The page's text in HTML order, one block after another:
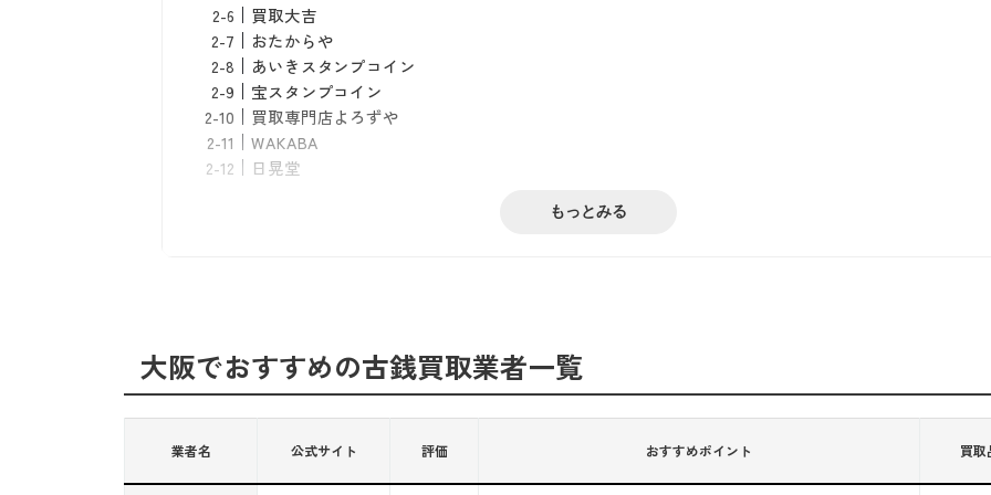
買取大吉
おたからや
​​あいきスタンプコイン
宝スタンプコイン
買取専門店よろずや
WAKABA
日晃堂
口コミを参考にする
古銭の売り方
大阪で古銭を高く売るには
手入れの仕方に注意する
付属品をつけておく
もっとみる
大阪でおすすめの古銭買取業者一覧
業者名 公式サイト 評価 おすすめポイント 買取